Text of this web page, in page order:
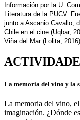
Información por la U.
Literatura de la PUCV.
junto a Ascanio Cavallo,
Chile en el cine (Uqbar,
Viña del Mar (Lolita,
La memoria del vino y la
La memoria del vino,
imaginación. ¿Dónde